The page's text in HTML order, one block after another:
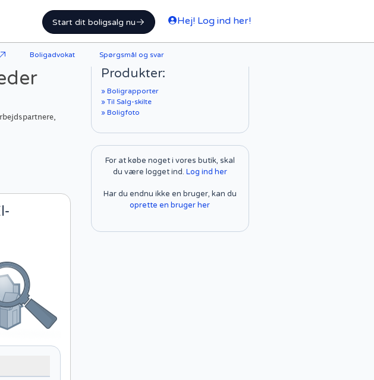
Start dit boligsalg nu Hej! Log ind her!
Boligadvokat Spørgsmål og svar
Produkter:
» Boligrapporter
» Til Salg-skilte
» Boligfoto
For at købe noget i vores butik, skal
du være logget ind. Log ind her
Har du endnu ikke en bruger, kan du
oprette en bruger her